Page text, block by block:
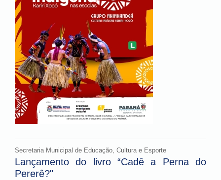
Secretaria Municipal de Educação, Cultura e Esporte
Lançamento do livro “Cadê a Perna do
Pererê?"